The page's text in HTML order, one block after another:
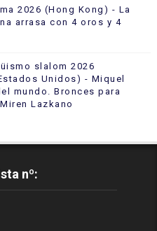
2026 (Hong Kong) - La
arrasa con 4 oros y 4
slalom 2026
Unidos) - Miquel
mundo. Bronces para
Lazkano
nº: